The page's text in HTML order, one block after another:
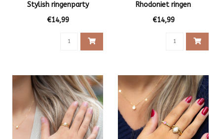
Stylish ringenparty
€14,99
Rhodoniet ringen
€14,99